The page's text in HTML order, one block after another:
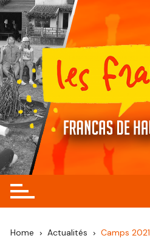
Skip
to
content
Home Actualités Camps 2021